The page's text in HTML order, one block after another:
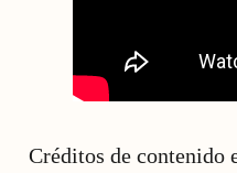
Créditos de contenido